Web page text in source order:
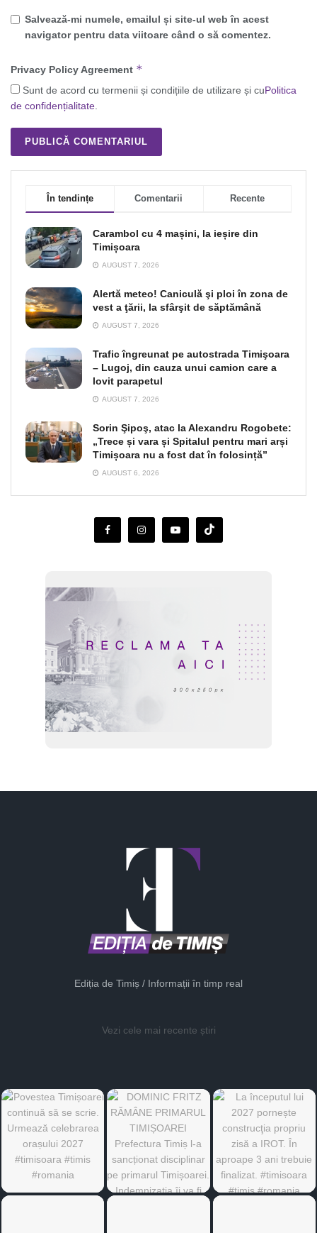
Salvează-mi numele, emailul și site-ul web în acest
navigator pentru data viitoare când o să comentez.
Privacy Policy Agreement *
Sunt de acord cu termenii și condițiile de utilizare și cuPolitica
de confidențialitate.
În tendințe Comentarii Recente
Carambol cu 4 mașini, la ieșire din
Timișoara
AUGUST 7, 2026
Alertă meteo! Caniculă şi ploi în zona de
vest a ţării, la sfârşit de săptămână
AUGUST 7, 2026
Trafic îngreunat pe autostrada Timişoara
– Lugoj, din cauza unui camion care a
lovit parapetul
AUGUST 7, 2026
Sorin Şipoş, atac la Alexandru Rogobete:
„Trece și vara și Spitalul pentru mari arși
Timișoara nu a fost dat în folosință”
AUGUST 6, 2026
Ediția de Timiș / Informații în timp real
Vezi cele mai recente știri